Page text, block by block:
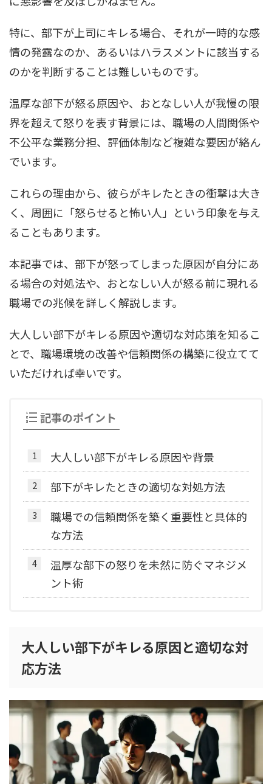
特に、部下が上司にキレる場合、それが一時的な感
情の発露なのか、あるいはハラスメントに該当する
のかを判断することは難しいものです。
温厚な部下が怒る原因や、おとなしい人が我慢の限
界を超えて怒りを表す背景には、職場の人間関係や
不公平な業務分担、評価体制など複雑な要因が絡ん
でいます。
これらの理由から、彼らがキレたときの衝撃は大き
く、周囲に「怒らせると怖い人」という印象を与え
ることもあります。
本記事では、部下が怒ってしまった原因が自分にあ
る場合の対処法や、おとなしい人が怒る前に現れる
職場での兆候を詳しく解説します。
大人しい部下がキレる原因や適切な対応策を知るこ
とで、職場環境の改善や信頼関係の構築に役立てて
いただければ幸いです。
記事のポイント
大人しい部下がキレる原因や背景
部下がキレたときの適切な対処方法
職場での信頼関係を築く重要性と具体的
な方法
温厚な部下の怒りを未然に防ぐマネジメ
ント術
大人しい部下がキレる原因と適切な対
応方法